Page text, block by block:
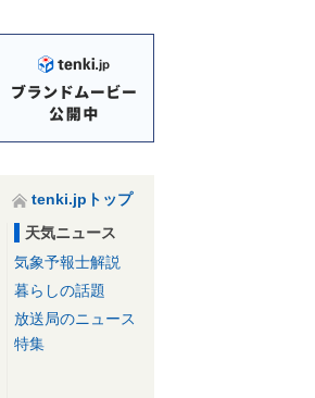
tenki.jpトップ
天気ニュース
気象予報士解説
暮らしの話題
放送局のニュース
特集